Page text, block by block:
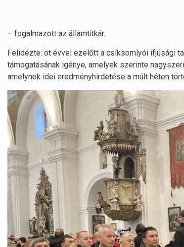
– fogalmazott az államtitkár.
Felidézte: öt évvel ezelőtt a csíksomlyói ifjúsági
támogatásának igénye, amelyek szerinte
amelynek idei eredményhirdetése a múlt héten